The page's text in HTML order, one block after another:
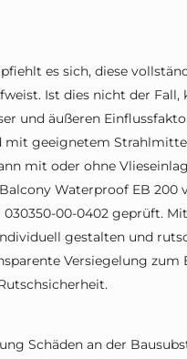
es sich, diese
Ist dies nicht der Fall,
und äußeren
geeignetem
mit oder ohne
Waterproof EB 200
00-0402 geprüft.
gestalten und
Versiegelung zum
Schäden an der